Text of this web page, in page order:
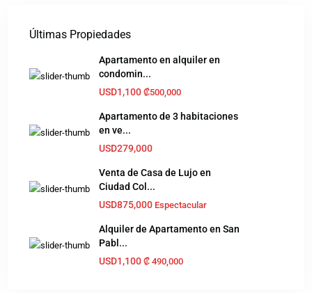
Últimas Propiedades
Apartamento en alquiler en
condomin...
USD1,100 ₡500,000
Apartamento de 3 habitaciones
en ve...
USD279,000
Venta de Casa de Lujo en
Ciudad Col...
USD875,000 Espectacular
Alquiler de Apartamento en San
Pabl...
USD1,100 ₡‎ 490,000